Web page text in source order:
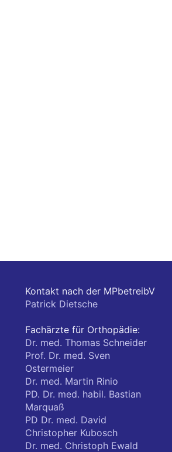
Kontakt nach der MPbetreibV
Patrick Dietsche
Fachärzte für Orthopädie:
Dr. med. Thomas Schneider
Prof. Dr. med. Sven
Ostermeier
Dr. med. Martin Rinio
PD. Dr. med. habil. Bastian
Marquaß
PD Dr. med. David
Christopher Kubosch
Dr. med. Christoph Ewald